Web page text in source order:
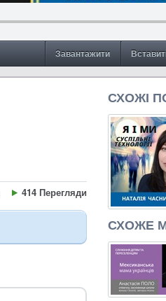
Завантажити
414 Перегляди
СХОЖІ
СХОЖЕ